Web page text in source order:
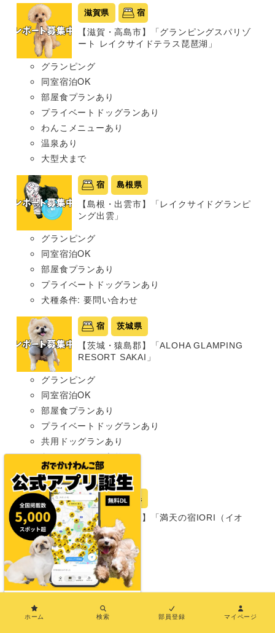
滋賀県 宿
【滋賀・高島市】「グランピングスパリゾ
ート レイクサイドテラス琵琶湖」
グランピング
同室宿泊OK
部屋食プランあり
プライベートドッグランあり
わんこメニューあり
温泉あり
大型犬まで
宿 島根県
【島根・出雲市】「レイクサイドグランピ
ング出雲」
グランピング
同室宿泊OK
部屋食プランあり
プライベートドッグランあり
犬種条件: 要問い合わせ
宿 茨城県
【茨城・猿島郡】「ALOHA GLAMPING
RESORT SAKAI」
グランピング
同室宿泊OK
部屋食プランあり
プライベートドッグランあり
共用ドッグランあり
わんこメニューあり
超大型犬まで
宿 岐阜県
【岐阜・郡上市】「満天の宿IORI（イオ
リ）」
グランピング
同室宿泊OK
部屋食プランあり
ホーム 検索 部員登録 マイページ